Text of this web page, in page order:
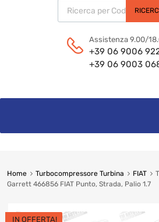
Products search
Assistenza 9.00/
+39 06 9006
+39 06 9003 068
content
Home Turbocompressore Turbina FIAT
Garrett 466856 FIAT Punto, Strada, Palio 1.7
IN OFFERTA!